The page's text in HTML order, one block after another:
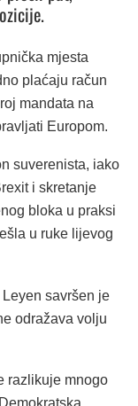
mjesta
plaćaju račun
mandata na
Europom.
suverenista, iako
i skretanje
bloka u praksi
u ruke lijevog
savršen je
odražava volju
razlikuje mnogo